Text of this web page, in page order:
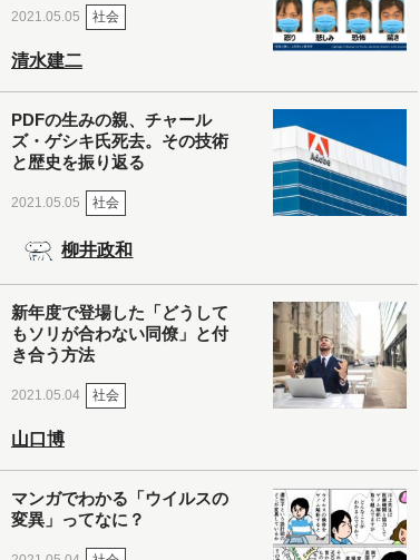
2021.05.05 社会
清水建二
PDFの生みの親、チャール
ズ・ゲシキ氏死去。その技術
と歴史を振り返る
2021.05.05 社会
柳井政和
新年度で登場した「どうして
もソリが合わない同僚」と付
き合う方法
2021.05.04 社会
山口博
マンガでわかる「ウイルスの
変異」ってなに？